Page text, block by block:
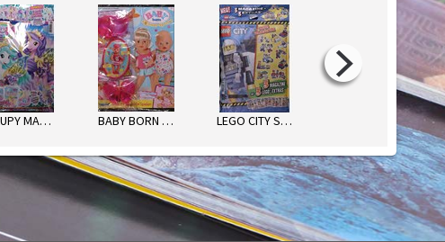
GALUPY MAGAZIN BABY BORN SOMMER-SPAß LEGO CITY STARKE POLIZEI-ACTIO LEGO TECHNIC